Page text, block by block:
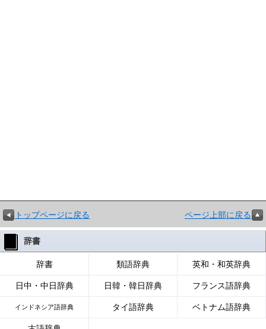
トップページに戻る ページ上部に戻る
辞書
辞書 類語辞典 英和・和英辞典
日中・中日辞典 日韓・韓日辞典 フランス語辞典
インドネシア語辞典 タイ語辞典 ベトナム語辞典